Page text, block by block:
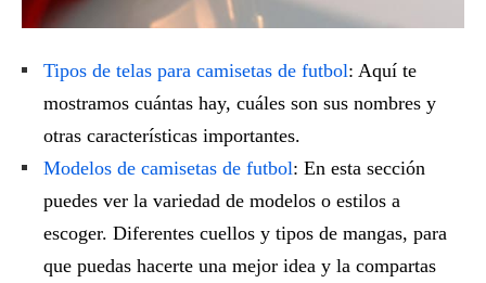
Tipos de telas para camisetas de futbol: Aquí te
mostramos cuántas hay, cuáles son sus nombres y
otras características importantes.
Modelos de camisetas de futbol: En esta sección
puedes ver la variedad de modelos o estilos a
escoger. Diferentes cuellos y tipos de mangas, para
que puedas hacerte una mejor idea y la compartas